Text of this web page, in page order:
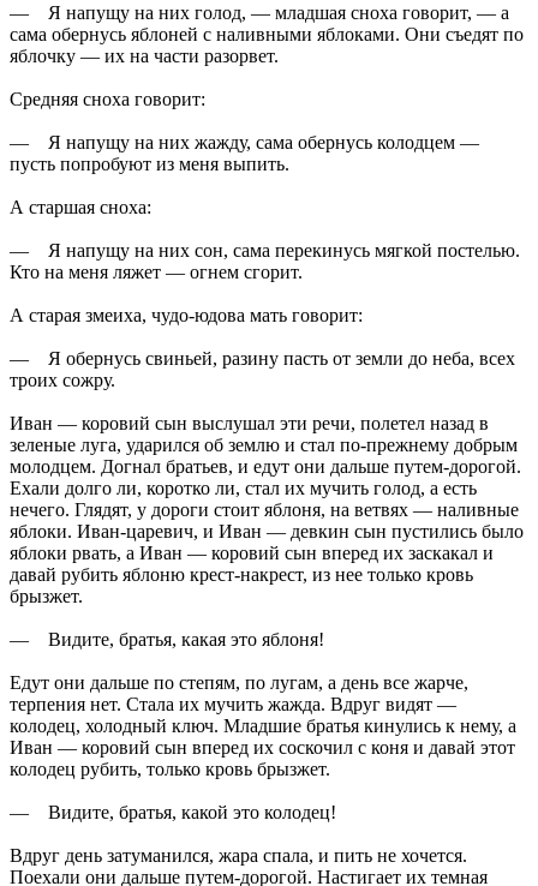
— Я напущу на них голод, — младшая сноха говорит, — а
сама обернусь яблоней с наливными яблоками. Они съедят по
яблочку — их на части разорвет.
Средняя сноха говорит:
— Я напущу на них жажду, сама обернусь колодцем —
пусть попробуют из меня выпить.
А старшая сноха:
— Я напущу на них сон, сама перекинусь мягкой постелью.
Кто на меня ляжет — огнем сгорит.
А старая змеиха, чудо-юдова мать говорит:
— Я обернусь свиньей, разину пасть от земли до неба, всех
троих сожру.
Иван — коровий сын выслушал эти речи, полетел назад в
зеленые луга, ударился об землю и стал по-прежнему добрым
молодцем. Догнал братьев, и едут они дальше путем-дорогой.
Ехали долго ли, коротко ли, стал их мучить голод, а есть
нечего. Глядят, у дороги стоит яблоня, на ветвях — наливные
яблоки. Иван-царевич, и Иван — девкин сын пустились было
яблоки рвать, а Иван — коровий сын вперед их заскакал и
давай рубить яблоню крест-накрест, из нее только кровь
брызжет.
— Видите, братья, какая это яблоня!
Едут они дальше по степям, по лугам, а день все жарче,
терпения нет. Стала их мучить жажда. Вдруг видят —
колодец, холодный ключ. Младшие братья кинулись к нему, а
Иван — коровий сын вперед их соскочил с коня и давай этот
колодец рубить, только кровь брызжет.
— Видите, братья, какой это колодец!
Вдруг день затуманился, жара спала, и пить не хочется.
Поехали они дальше путем-дорогой. Настигает их темная